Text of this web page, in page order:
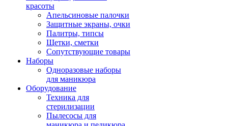
красоты
Апельсиновые палочки
Защитные экраны, очки
Палитры, типсы
Щетки, сметки
Сопутствующие товары
Наборы
Одноразовые наборы
для маникюра
Оборудование
Техника для
стерилизации
Пылесосы для